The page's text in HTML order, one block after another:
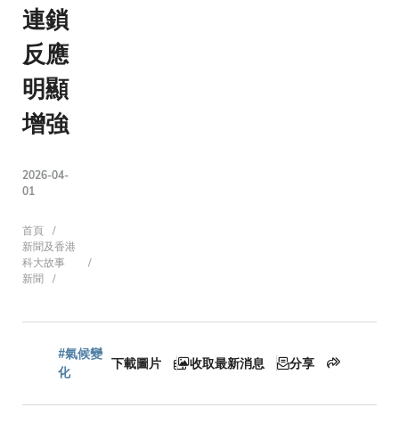
連鎖
反應
明顯
增強
2026-04-
01
導
航
連
首頁
新聞及香港
科大故事
新聞
#氣候變
化
下載圖片 收取最新消息 分享